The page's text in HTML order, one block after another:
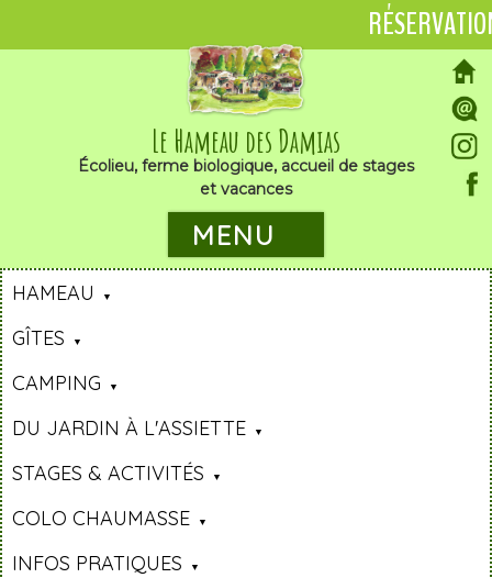
Le Hameau des Damias
Écolieu, ferme biologique, accueil de stages
et vacances
MENU
HAMEAU
GÎTES
CAMPING
DU JARDIN À L'ASSIETTE
STAGES & ACTIVITÉS
COLO CHAUMASSE
INFOS PRATIQUES